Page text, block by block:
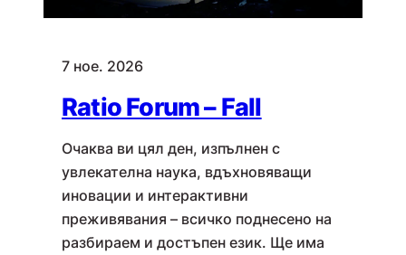
7 ное. 2026
Ratio Forum – Fall
Очаква ви цял ден, изпълнен с
увлекателна наука, вдъхновяващи
иновации и интерактивни
преживявания – всичко поднесено на
разбираем и достъпен език. Ще има